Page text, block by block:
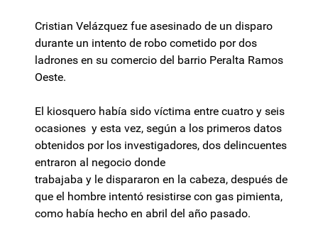
Cristian Velázquez fue asesinado de un disparo
durante un intento de robo cometido por dos
ladrones en su comercio del barrio Peralta Ramos
Oeste.
El kiosquero había sido víctima entre cuatro y seis
ocasiones y esta vez, según a los primeros datos
obtenidos por los investigadores, dos delincuentes
entraron al negocio donde
trabajaba y le dispararon en la cabeza, después de
que el hombre intentó resistirse con gas pimienta,
como había hecho en abril del año pasado.